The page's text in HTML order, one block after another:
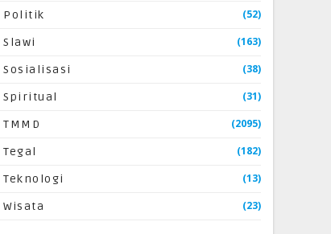
Politik (52)
Slawi (163)
Sosialisasi (38)
Spiritual (31)
TMMD (2095)
Tegal (182)
Teknologi (13)
Wisata (23)